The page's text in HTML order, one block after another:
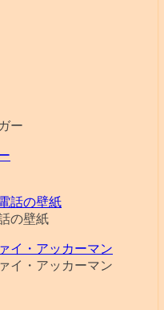
ー
の壁紙
イ・アッカーマン